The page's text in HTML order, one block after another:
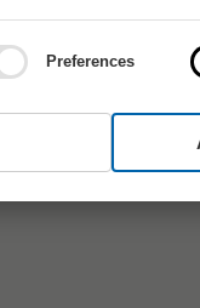
Preferences